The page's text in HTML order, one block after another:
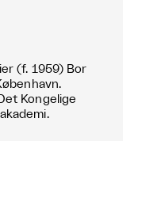
(f. 1959) Bor
Kongelige